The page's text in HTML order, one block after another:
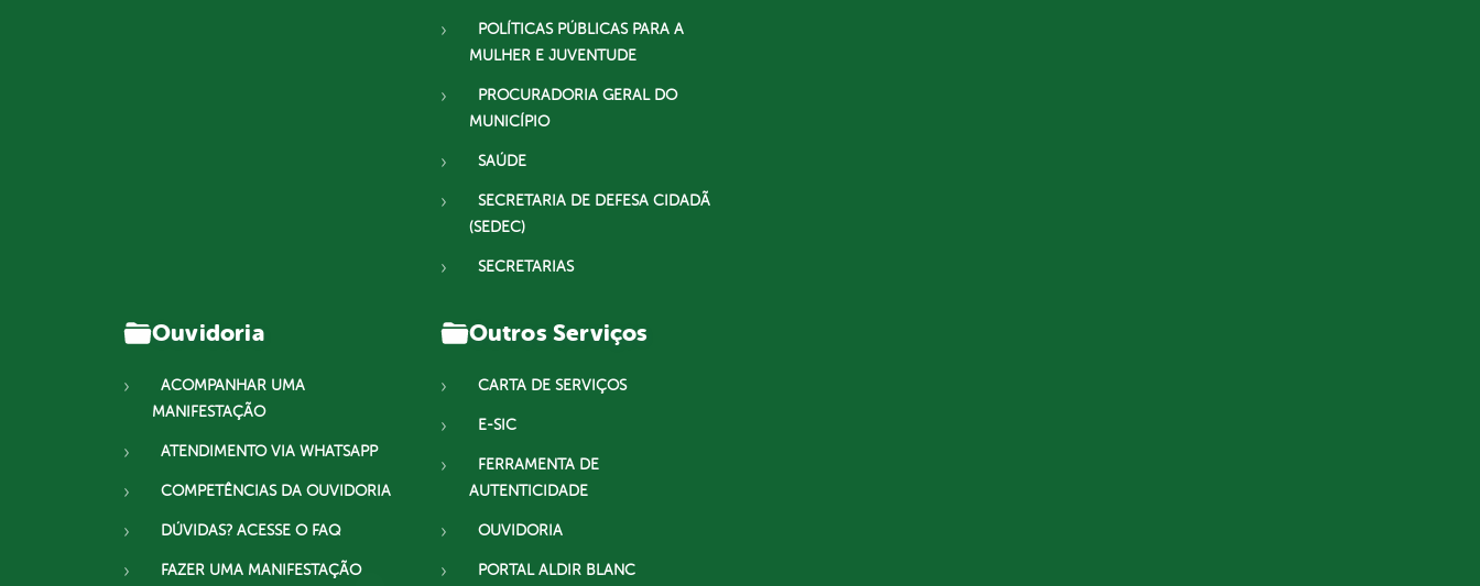
POLÍTICAS PÚBLICAS PARA A
MULHER E JUVENTUDE
PROCURADORIA GERAL DO
MUNICÍPIO
SAÚDE
SECRETARIA DE DEFESA CIDADÃ
(SEDEC)
SECRETARIAS
Ouvidoria
ACOMPANHAR UMA
MANIFESTAÇÃO
ATENDIMENTO VIA WHATSAPP
COMPETÊNCIAS DA OUVIDORIA
DÚVIDAS? ACESSE O FAQ
FAZER UMA MANIFESTAÇÃO
Outros Serviços
CARTA DE SERVIÇOS
E-SIC
FERRAMENTA DE
AUTENTICIDADE
OUVIDORIA
PORTAL ALDIR BLANC